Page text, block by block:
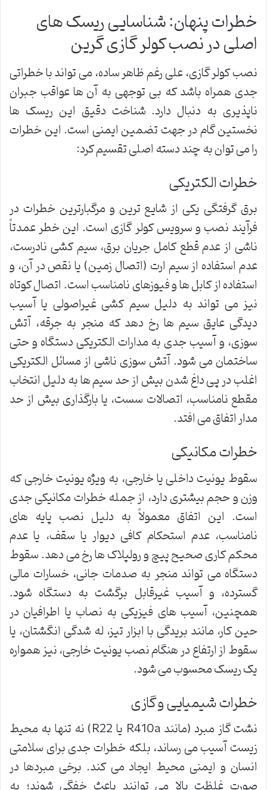
خطرات پنهان: شناسایی ریسک های
اصلی در نصب کولر گازی گرین
نصب کولر گازی، علی رغم ظاهر ساده، می تواند با خطراتی
جدی همراه باشد که بی توجهی به آن ها عواقب جبران
ناپذیری به دنبال دارد. شناخت دقیق این ریسک ها
نخستین گام در جهت تضمین ایمنی است. این خطرات
را می توان به چند دسته اصلی تقسیم کرد:
خطرات الکتریکی
برق گرفتگی یکی از شایع ترین و مرگبارترین خطرات در
فرآیند نصب و سرویس کولر گازی است. این خطر عمدتاً
ناشی از عدم قطع کامل جریان برق، سیم کشی نادرست،
عدم استفاده از سیم ارت (اتصال زمین) یا نقص در آن، و
استفاده از کابل ها و فیوزهای نامناسب است. اتصال کوتاه
نیز می تواند به دلیل سیم کشی غیراصولی یا آسیب
دیدگی عایق سیم ها رخ دهد که منجر به جرقه، آتش
سوزی، و آسیب جدی به مدارات الکتریکی دستگاه و حتی
ساختمان می شود. آتش سوزی ناشی از مسائل الکتریکی
اغلب در پی داغ شدن بیش از حد سیم ها به دلیل انتخاب
مقطع نامناسب، اتصالات سست، یا بارگذاری بیش از حد
مدار اتفاق می افتد.
خطرات مکانیکی
سقوط یونیت داخلی یا خارجی، به ویژه یونیت خارجی که
وزن و حجم بیشتری دارد، از جمله خطرات مکانیکی جدی
است. این اتفاق معمولاً به دلیل نصب پایه های
نامناسب، عدم استحکام کافی دیوار یا سقف، یا عدم
محکم کاری صحیح پیچ و رولپلاک ها رخ می دهد. سقوط
دستگاه می تواند منجر به صدمات جانی، خسارات مالی
گسترده، و آسیب غیرقابل برگشت به دستگاه شود.
همچنین، آسیب های فیزیکی به نصاب یا اطرافیان در
حین کار، مانند بریدگی با ابزار تیز، له شدگی انگشتان، یا
سقوط از ارتفاع در هنگام نصب یونیت خارجی، نیز همواره
یک ریسک محسوب می شود.
خطرات شیمیایی و گازی
نشت گاز مبرد (مانند R410a یا R22) نه تنها به محیط
زیست آسیب می رساند، بلکه خطرات جدی برای سلامتی
انسان و ایمنی محیط ایجاد می کند. برخی مبردها در